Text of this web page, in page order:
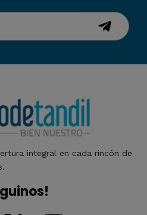
integral en cada rincón de